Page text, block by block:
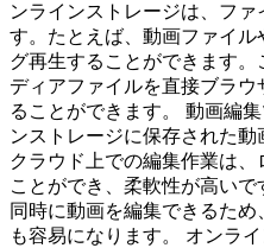
ンラインストレージは、フ
す。たとえば、動画ファイ
グ再生することができます
ディアファイルを直接ブラ
ることができます。 動画編
ンストレージに保存された動
クラウド上での編集作業は
ことができ、柔軟性が高い
同時に動画を編集できるた
も容易になります。 オンラ